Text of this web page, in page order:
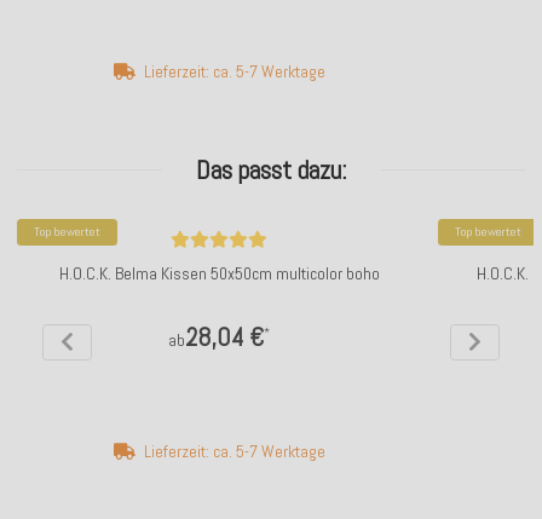
Lieferzeit: ca. 5-7 Werktage
Das passt dazu:
Top bewertet
H.O.C.K. Belma Kissen 50x50cm multicolor boho
ab28,04 €*
Lieferzeit: ca. 5-7 Werktage
Top bewertet
H.O.C.K.